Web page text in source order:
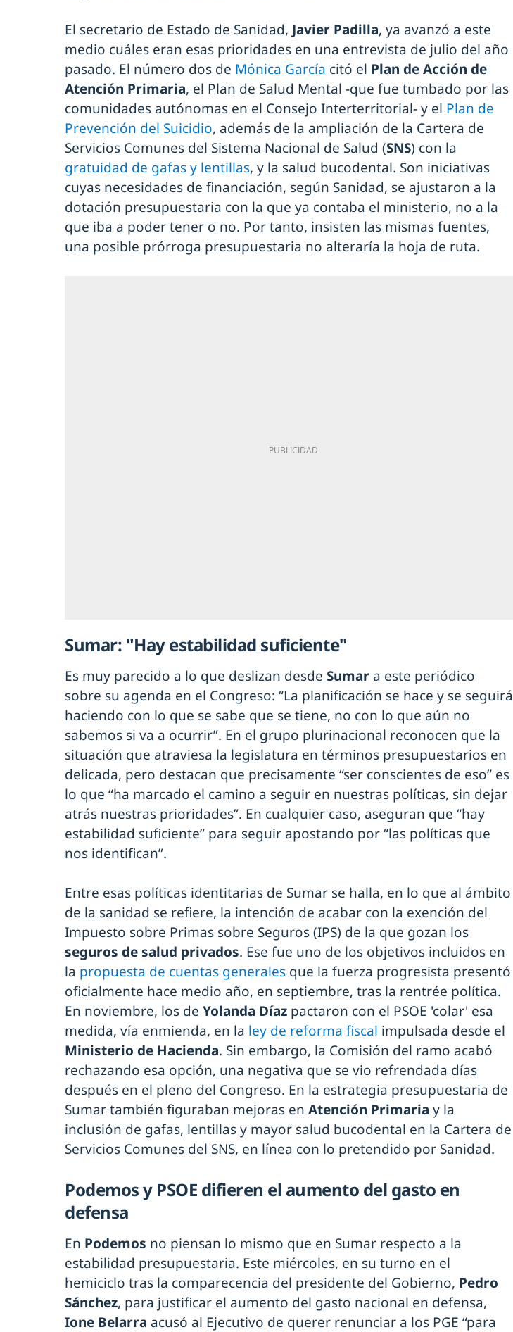
El secretario de Estado de Sanidad, Javier Padilla, ya avanzó a este
medio cuáles eran esas prioridades en una entrevista de julio del año
pasado. El número dos de Mónica García citó el Plan de Acción de
Atención Primaria, el Plan de Salud Mental -que fue tumbado por las
comunidades autónomas en el Consejo Interterritorial- y el Plan de
Prevención del Suicidio, además de la ampliación de la Cartera de
Servicios Comunes del Sistema Nacional de Salud (SNS) con la
gratuidad de gafas y lentillas, y la salud bucodental. Son iniciativas
cuyas necesidades de financiación, según Sanidad, se ajustaron a la
dotación presupuestaria con la que ya contaba el ministerio, no a la
que iba a poder tener o no. Por tanto, insisten las mismas fuentes,
una posible prórroga presupuestaria no alteraría la hoja de ruta.
Sumar: "Hay estabilidad suficiente"
Es muy parecido a lo que deslizan desde Sumar a este periódico
sobre su agenda en el Congreso: “La planificación se hace y se seguirá
haciendo con lo que se sabe que se tiene, no con lo que aún no
sabemos si va a ocurrir”. En el grupo plurinacional reconocen que la
situación que atraviesa la legislatura en términos presupuestarios en
delicada, pero destacan que precisamente “ser conscientes de eso” es
lo que “ha marcado el camino a seguir en nuestras políticas, sin dejar
atrás nuestras prioridades”. En cualquier caso, aseguran que “hay
estabilidad suficiente” para seguir apostando por “las políticas que
nos identifican”.
Entre esas políticas identitarias de Sumar se halla, en lo que al ámbito
de la sanidad se refiere, la intención de acabar con la exención del
Impuesto sobre Primas sobre Seguros (IPS) de la que gozan los
seguros de salud privados. Ese fue uno de los objetivos incluidos en
la propuesta de cuentas generales que la fuerza progresista presentó
oficialmente hace medio año, en septiembre, tras la rentrée política.
En noviembre, los de Yolanda Díaz pactaron con el PSOE 'colar' esa
medida, vía enmienda, en la ley de reforma fiscal impulsada desde el
Ministerio de Hacienda. Sin embargo, la Comisión del ramo acabó
rechazando esa opción, una negativa que se vio refrendada días
después en el pleno del Congreso. En la estrategia presupuestaria de
Sumar también figuraban mejoras en Atención Primaria y la
inclusión de gafas, lentillas y mayor salud bucodental en la Cartera de
Servicios Comunes del SNS, en línea con lo pretendido por Sanidad.
Podemos y PSOE difieren el aumento del gasto en
defensa
En Podemos no piensan lo mismo que en Sumar respecto a la
estabilidad presupuestaria. Este miércoles, en su turno en el
hemiciclo tras la comparecencia del presidente del Gobierno, Pedro
Sánchez, para justificar el aumento del gasto nacional en defensa,
Ione Belarra acusó al Ejecutivo de querer renunciar a los PGE “para